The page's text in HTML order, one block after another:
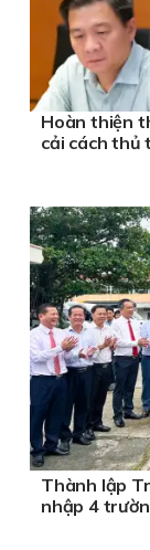
Hoàn thiện
cải cách thủ
Thành lập
nhập 4